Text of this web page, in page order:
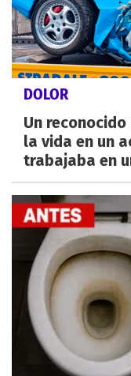
DOLOR
Un
la vida en un
trabajaba en